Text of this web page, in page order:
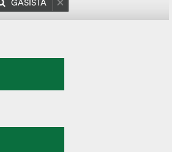
GASISTA